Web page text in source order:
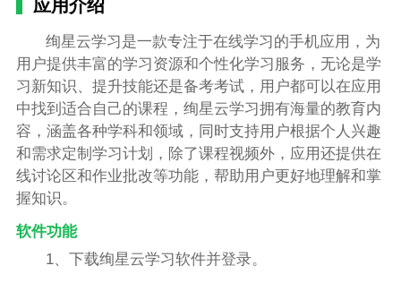
应用介绍
绚星云学习是一款专注于在线学习的手机应用，为
用户提供丰富的学习资源和个性化学习服务，无论是学
习新知识、提升技能还是备考考试，用户都可以在应用
中找到适合自己的课程，绚星云学习拥有海量的教育内
容，涵盖各种学科和领域，同时支持用户根据个人兴趣
和需求定制学习计划，除了课程视频外，应用还提供在
线讨论区和作业批改等功能，帮助用户更好地理解和掌
握知识。
软件功能
1、下载绚星云学习软件并登录。